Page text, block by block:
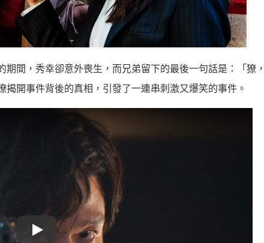
間，秀幸卻意外喪生，而兄弟留下的最後一句話是：「獠
開事件背後的真相，引發了一連串刺激又爆笑的事件。
Play